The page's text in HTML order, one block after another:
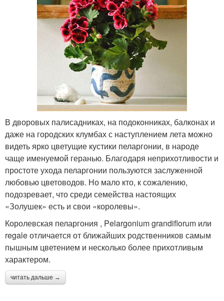
В дворовых палисадниках, на подоконниках, балконах и
даже на городских клумбах с наступлением лета можно
видеть ярко цветущие кустики пеларгонии, в народе
чаще именуемой геранью. Благодаря неприхотливости и
простоте ухода пеларгонии пользуются заслуженной
любовью цветоводов. Но мало кто, к сожалению,
подозревает, что среди семейства настоящих
«Золушек» есть и свои «королевы».
Королевская пеларгония , Pelargonium grandiflorum или
regale отличается от ближайших родственников самым
пышным цветением и несколько более прихотливым
характером.
читать дальше →